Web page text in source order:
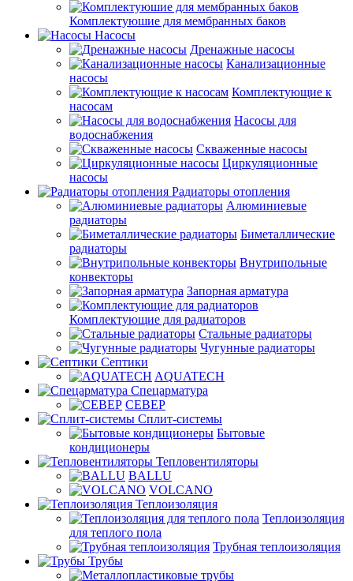
Комплектуюшие для мембранных баков
Насосы
Дренажные насосы
Канализационные
насосы
Комплектующие к
насосам
Насосы для
водоснабжения
Скваженные насосы
Циркуляционные
насосы
Радиаторы отопления
Алюминиевые
радиаторы
Биметаллические
радиаторы
Внутрипольные
конвекторы
Запорная арматура
Комплектующие для радиаторов
Стальные радиаторы
Чугунные радиаторы
Септики
AQUATECH
Спецарматура
СЕВЕР
Сплит-системы
Бытовые
кондиционеры
Тепловентиляторы
BALLU
VOLCANO
Теплоизоляция
Теплоизоляция
для теплого пола
Трубная теплоизоляция
Трубы